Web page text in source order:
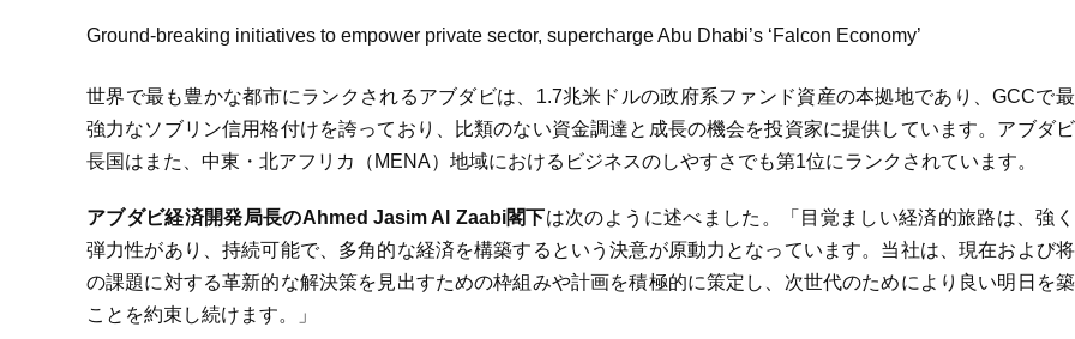
Ground-breaking initiatives to empower private sector, supercharge Abu Dhabi’s ‘Falcon Economy’
世界で最も豊かな都市にランクされるアブダビは、1.7兆米ドルの政府系ファンド資産の本拠地であり、GCCで
強力なソブリン信用格付けを誇っており、比類のない資金調達と成長の機会を投資家に提供しています。アブダ
長国はまた、中東・北アフリカ（MENA）地域におけるビジネスのしやすさでも第1位にランクされています。
アブダビ経済開発局長のAhmed Jasim Al Zaabi閣下は次のように述べました。「目覚ましい経済的旅路は、強く
弾力性があり、持続可能で、多角的な経済を構築するという決意が原動力となっています。当社は、現在および
の課題に対する革新的な解決策を見出すための枠組みや計画を積極的に策定し、次世代のためにより良い明日を築
ことを約束し続けます。」